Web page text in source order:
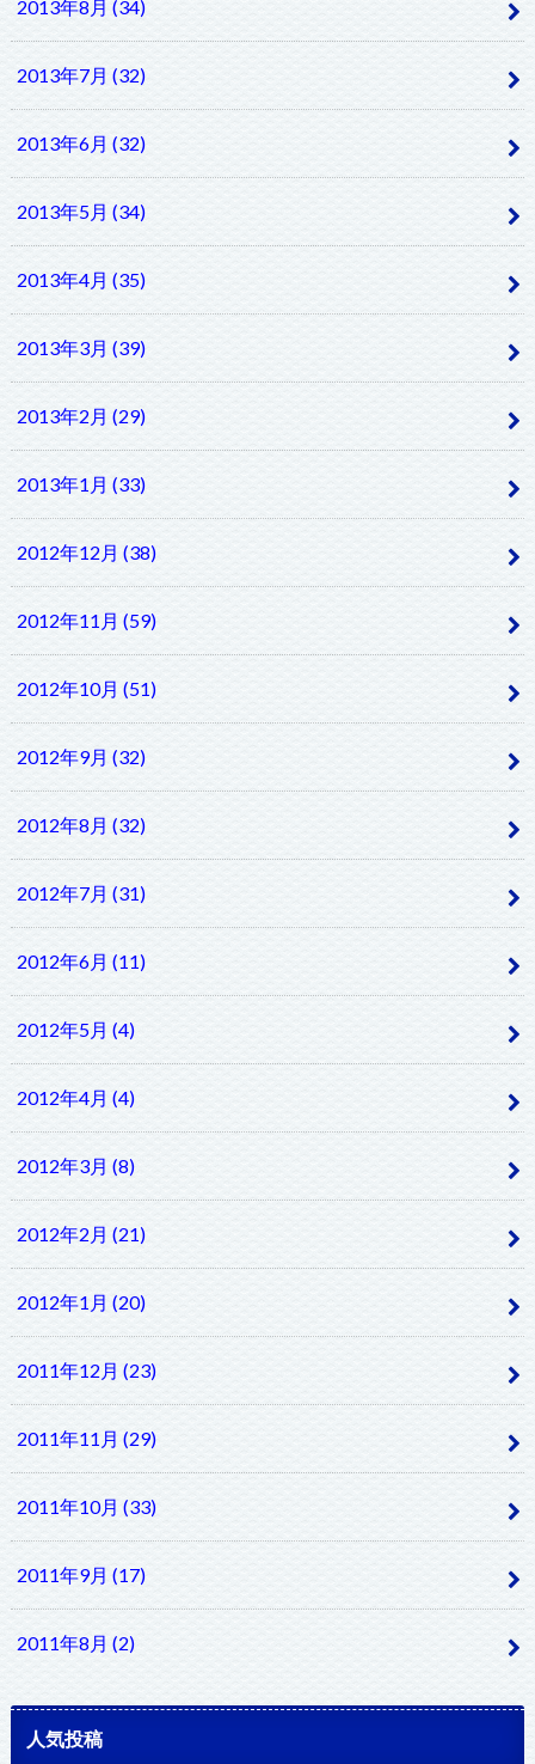
2013年8月 (34)
2013年7月 (32)
2013年6月 (32)
2013年5月 (34)
2013年4月 (35)
2013年3月 (39)
2013年2月 (29)
2013年1月 (33)
2012年12月 (38)
2012年11月 (59)
2012年10月 (51)
2012年9月 (32)
2012年8月 (32)
2012年7月 (31)
2012年6月 (11)
2012年5月 (4)
2012年4月 (4)
2012年3月 (8)
2012年2月 (21)
2012年1月 (20)
2011年12月 (23)
2011年11月 (29)
2011年10月 (33)
2011年9月 (17)
2011年8月 (2)
人気投稿